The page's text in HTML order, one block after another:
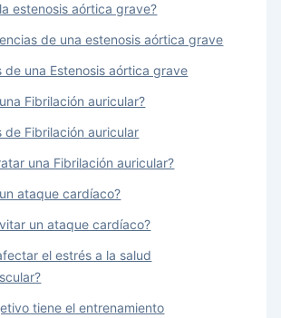
estenosis aórtica grave?
de una estenosis aórtica grave
de una Estenosis aórtica grave
Fibrilación auricular?
de Fibrilación auricular
una Fibrilación auricular?
ataque cardíaco?
un ataque cardíaco?
el estrés a la salud
tiene el entrenamiento